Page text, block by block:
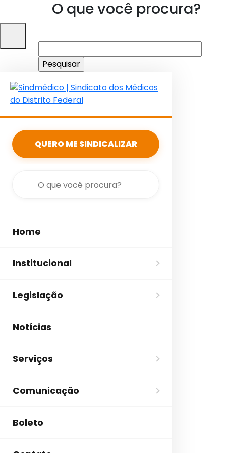
O que você procura?
por:
QUERO ME SINDICALIZAR
Home
Institucional
Legislação
Notícias
Serviços
Comunicação
Boleto